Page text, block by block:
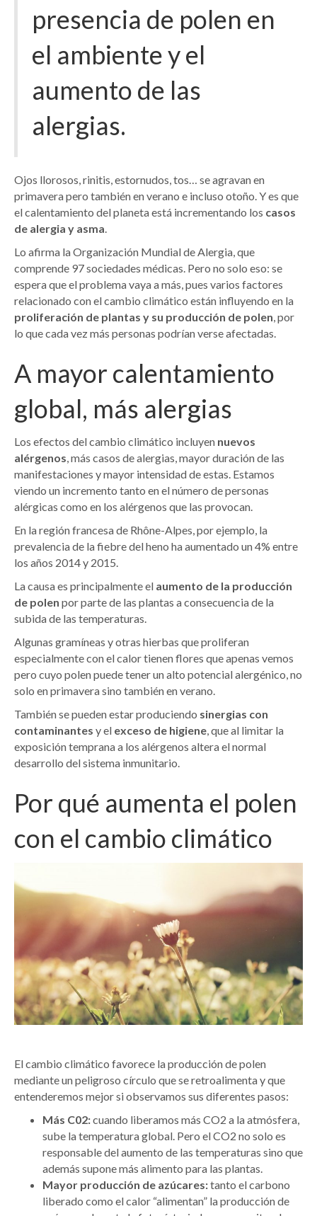
presencia de polen en
el ambiente y el
aumento de las
alergias.
Ojos llorosos, rinitis, estornudos, tos… se agravan en
primavera pero también en verano e incluso otoño. Y es que
el calentamiento del planeta está incrementando los casos
de alergia y asma.
Lo afirma la Organización Mundial de Alergia, que
comprende 97 sociedades médicas. Pero no solo eso: se
espera que el problema vaya a más, pues varios factores
relacionado con el cambio climático están influyendo en la
proliferación de plantas y su producción de polen, por
lo que cada vez más personas podrían verse afectadas.
A mayor calentamiento
global, más alergias
Los efectos del cambio climático incluyen nuevos
alérgenos, más casos de alergias, mayor duración de las
manifestaciones y mayor intensidad de estas. Estamos
viendo un incremento tanto en el número de personas
alérgicas como en los alérgenos que las provocan.
En la región francesa de Rhône-Alpes, por ejemplo, la
prevalencia de la fiebre del heno ha aumentado un 4% entre
los años 2014 y 2015.
La causa es principalmente el aumento de la producción
de polen por parte de las plantas a consecuencia de la
subida de las temperaturas.
Algunas gramíneas y otras hierbas que proliferan
especialmente con el calor tienen flores que apenas vemos
pero cuyo polen puede tener un alto potencial alergénico, no
solo en primavera sino también en verano.
También se pueden estar produciendo sinergias con
contaminantes y el exceso de higiene, que al limitar la
exposición temprana a los alérgenos altera el normal
desarrollo del sistema inmunitario.
Por qué aumenta el polen
con el cambio climático
El cambio climático favorece la producción de polen
mediante un peligroso círculo que se retroalimenta y que
entenderemos mejor si observamos sus diferentes pasos:
Más C02:cuando liberamos más CO2 a la atmósfera,
sube la temperatura global. Pero el CO2 no solo es
responsable del aumento de las temperaturas sino que
además supone más alimento para las plantas.
Mayor producción de azúcares:tanto el carbono
liberado como el calor “alimentan” la producción de